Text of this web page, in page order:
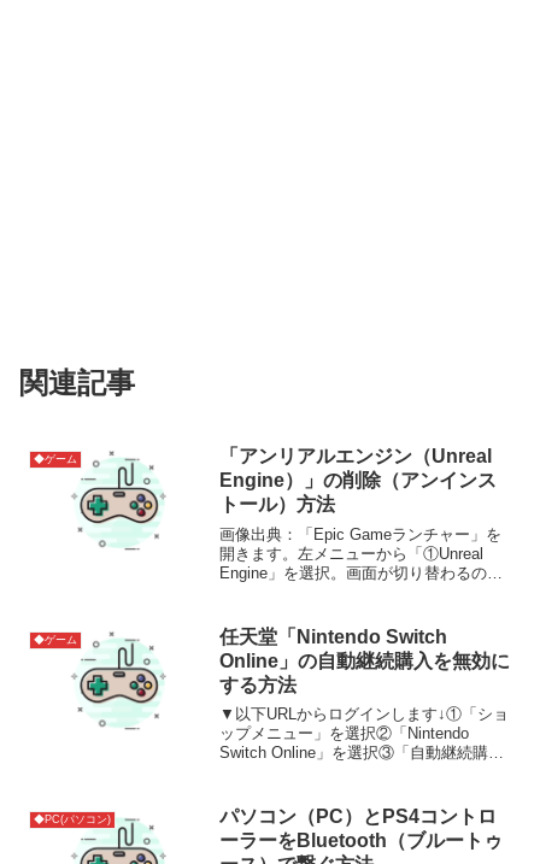
関連記事
◆ゲーム
「アンリアルエンジン（Unreal
Engine）」の削除（アンインス
トール）方法
画像出典：「Epic Gameランチャー」を
開きます。左メニューから「①Unreal
Engine」を選択。画面が切り替わるので
ら「削除」を選べばアンインストールで
きま...
◆ゲーム
任天堂「Nintendo Switch
Online」の自動継続購入を無効に
する方法
▼以下URLからログインします↓①「ショ
ップメニュー」を選択②「Nintendo
Switch Online」を選択③「自動継続購入
◆PC(パソコン)
パソコン（PC）とPS4コントロ
ーラーをBluetooth（ブルートゥ